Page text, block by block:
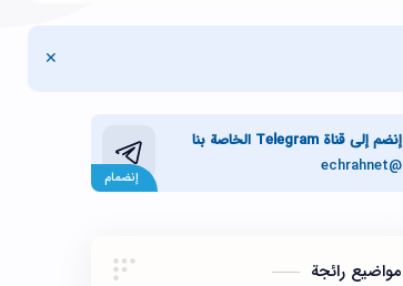
إنضم إلى قناة Telegram الخاصة بنا
@echrahnet
مواضيع رائجة